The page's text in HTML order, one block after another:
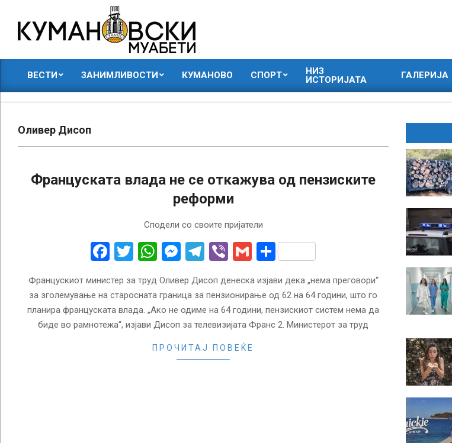
content
КУМАНОВСКИ
МУАБЕТИ
ВЕСТИ ЗАНИМЛИВОСТИ КУМАНОВО СПОРТ
НИЗ
ИСТОРИЈАТА
ГАЛЕРИЈА
Оливер Дисоп
Француската влада не се откажува од пензиските
реформи
Сподели со своите пријатели
Facebook
Twitter
WhatsApp
Messenger
Telegram
ViberGmailShare
Францускиот министер за труд Оливер Дисоп денеска изјави дека „нема преговори“
за зголемување на старосната граница за пензионирање од 62 на 64 години, што го
планира француската влада. „Ако не одиме на 64 години, пензискиот систем нема да
биде во рамнотежа“, изјави Дисоп за телевизијата Франс 2. Министерот за труд
ПРОЧИТАЈ ПОВЕЌЕ